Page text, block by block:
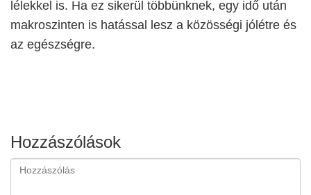
lélekkel is. Ha ez sikerül többünknek, egy idő után
makroszinten is hatással lesz a közösségi jólétre és
az egészségre.
Hozzászólások